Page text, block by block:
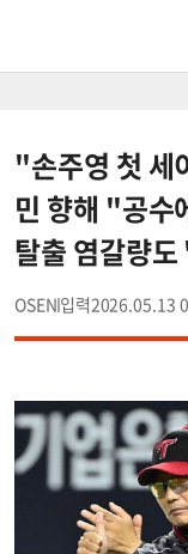
"손주영 첫
민 향해 "공수
탈출 염갈량
OSEN 2026.05.13